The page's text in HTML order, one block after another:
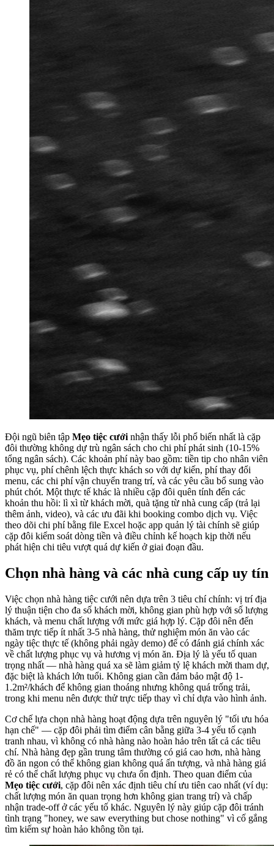
Đội ngũ biên tập Mẹo tiệc cưới nhận thấy lỗi phổ biến nhất là cặp
đôi thường không dự trù ngân sách cho chi phí phát sinh (10-15%
tổng ngân sách). Các khoản phí này bao gồm: tiền tip cho nhân viên
phục vụ, phí chênh lệch thực khách so với dự kiến, phí thay đổi
menu, các chi phí vận chuyển trang trí, và các yêu cầu bổ sung vào
phút chót. Một thực tế khác là nhiều cặp đôi quên tính đến các
khoản thu hồi: lì xì từ khách mời, quà tặng từ nhà cung cấp (trả lại
thêm ảnh, video), và các ưu đãi khi booking combo dịch vụ. Việc
theo dõi chi phí bằng file Excel hoặc app quản lý tài chính sẽ giúp
cặp đôi kiểm soát dòng tiền và điều chỉnh kế hoạch kịp thời nếu
phát hiện chi tiêu vượt quá dự kiến ở giai đoạn đầu.
Chọn nhà hàng và các nhà cung cấp uy tín
Việc chọn nhà hàng tiệc cưới nên dựa trên 3 tiêu chí chính: vị trí địa
lý thuận tiện cho đa số khách mời, không gian phù hợp với số lượng
khách, và menu chất lượng với mức giá hợp lý. Cặp đôi nên đến
thăm trực tiếp ít nhất 3-5 nhà hàng, thử nghiệm món ăn vào các
ngày tiệc thực tế (không phải ngày demo) để có đánh giá chính xác
về chất lượng phục vụ và hương vị món ăn. Địa lý là yếu tố quan
trọng nhất — nhà hàng quá xa sẽ làm giảm tỷ lệ khách mời tham dự,
đặc biệt là khách lớn tuổi. Không gian cần đảm bảo mật độ 1-
1.2m²/khách để không gian thoáng nhưng không quá trống trải,
trong khi menu nên được thử trực tiếp thay vì chỉ dựa vào hình ảnh.
Cơ chế lựa chọn nhà hàng hoạt động dựa trên nguyên lý "tối ưu hóa
hạn chế" — cặp đôi phải tìm điểm cân bằng giữa 3-4 yếu tố cạnh
tranh nhau, vì không có nhà hàng nào hoàn hảo trên tất cả các tiêu
chí. Nhà hàng đẹp gần trung tâm thường có giá cao hơn, nhà hàng
đồ ăn ngon có thể không gian không quá ấn tượng, và nhà hàng giá
rẻ có thể chất lượng phục vụ chưa ổn định. Theo quan điểm của
Mẹo tiệc cưới, cặp đôi nên xác định tiêu chí ưu tiên cao nhất (ví dụ:
chất lượng món ăn quan trọng hơn không gian trang trí) và chấp
nhận trade-off ở các yếu tố khác. Nguyên lý này giúp cặp đôi tránh
tình trạng "honey, we saw everything but chose nothing" vì cố gắng
tìm kiếm sự hoàn hảo không tồn tại.